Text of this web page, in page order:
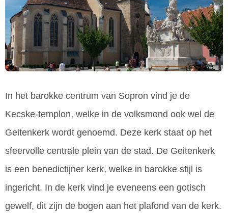
In het barokke centrum van Sopron vind je de
Kecske-templon, welke in de volksmond ook wel de
Geitenkerk wordt genoemd. Deze kerk staat op het
sfeervolle centrale plein van de stad. De Geitenkerk
is een benedictijner kerk, welke in barokke stijl is
ingericht. In de kerk vind je eveneens een gotisch
gewelf, dit zijn de bogen aan het plafond van de kerk.